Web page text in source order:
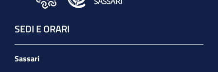
SEDI E ORARI
Sassari